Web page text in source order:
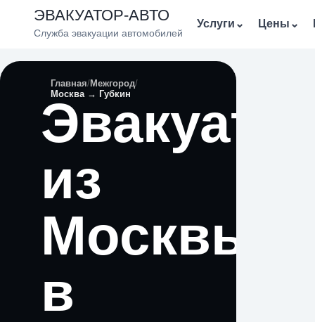
ЭВАКУАТОР-АВТО
Служба эвакуации автомобилей
Услуги ⌄ Цены ⌄
Главная Межгород
Москва → Губкин
из
Москвы
в